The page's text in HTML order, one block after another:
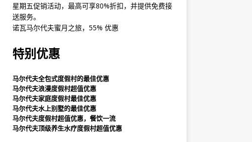
星期五促销活动，最高可享80%折扣，并提供免费接
送服务。
诺瓦马尔代夫蜜月之旅，55% 优惠
特别优惠
马尔代夫全包式度假村的最佳优惠
马尔代夫浪漫度假村超值优惠
马尔代夫家庭度假村最佳优惠
马尔代夫水上别墅的最佳优惠
马尔代夫度假村超值优惠，餐饮一流
马尔代夫顶级养生水疗度假村超值优惠